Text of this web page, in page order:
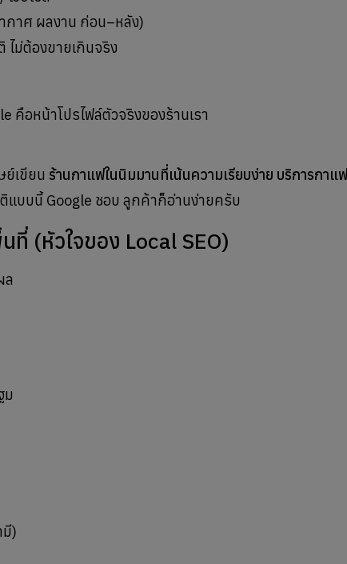
กาศ ผลงาน ก่อน–หลัง)
ไม่ต้องขายเกินจริง
ย์เขียน ร้านกาแฟในนิมมานที่เน้นความเรียบง่าย บริการกาแ
แบบนี้ Google ชอบ ลูกค้าก็อ่านง่ายครับ
ที่ (หัวใจของ Local SEO)
ล
ม
มี)